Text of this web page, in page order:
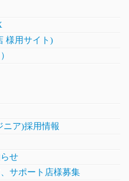
様用サイト)
ニア)採用情報
せ
サポート店様募集